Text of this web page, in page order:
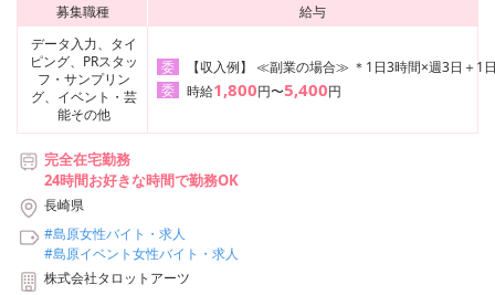
募集職種
給与
データ入力、タイ
ピング、PRスタッ
フ・サンプリン
グ、イベント・芸
能その他
委
【収入例】 ≪副業の場合≫ ＊1日3時間×週3日＋1
委
時給1,800円〜5,400円
完全在宅勤務
24時間お好きな時間で勤務OK
長崎県
#島原女性バイト・求人
#島原イベント女性バイト・求人
株式会社タロットアーツ